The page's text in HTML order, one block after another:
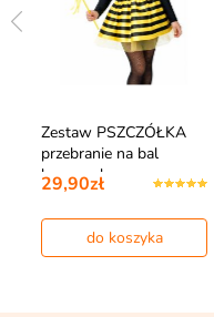
Zestaw PSZCZÓŁKA
przebranie na bal
karnawałowy
29,90zł
do koszyka